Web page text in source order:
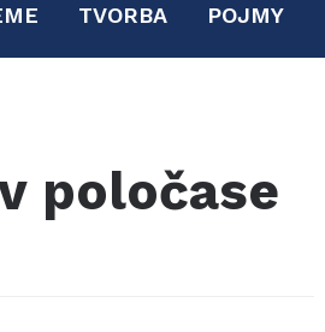
TVORBA POJMY
poločase